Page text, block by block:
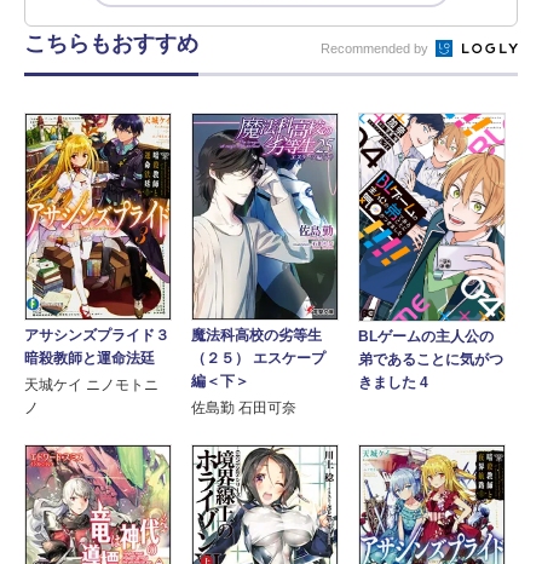
こちらもおすすめ Recommended by
アサシンズプライド３
暗殺教師と運命法廷
天城ケイ ニノモトニ
ノ
魔法科高校の劣等生
（２５） エスケープ
編＜下＞
佐島勤 石田可奈
BLゲームの主人公の
弟であることに気がつ
きました 4